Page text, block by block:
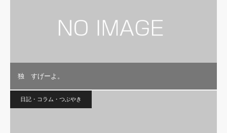
独 すげーよ。
日記・コラム・つぶやき